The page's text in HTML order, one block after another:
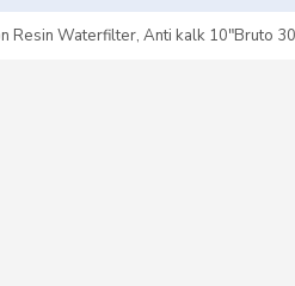
Resin Waterfilter, Anti kalk 10"Bruto